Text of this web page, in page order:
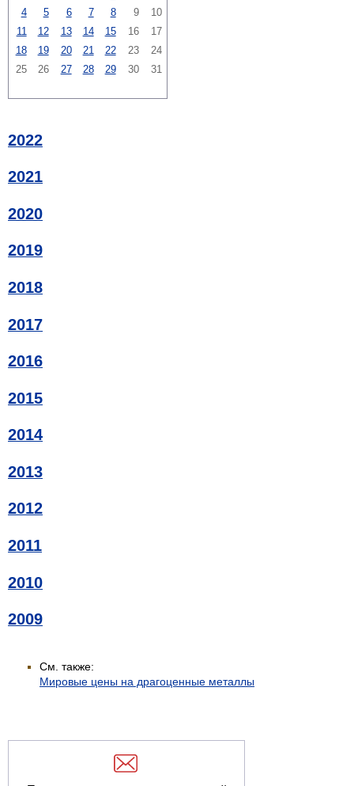
4
5 6 7 8 9
10
11
12 13 14 15 16
17
18
19 20 21 22 23
24
25
26 27 28 29 30 31
2022
2021
2020
2019
2018
2017
2016
2015
2014
2013
2012
2011
2010
2009
См. также:
Мировые цены на драгоценные металлы